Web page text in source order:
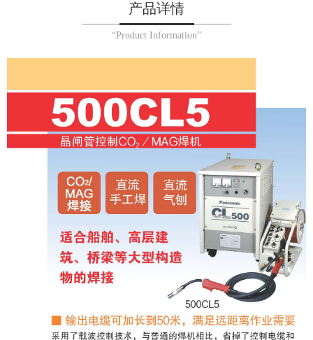
产品详情
“Product Information”